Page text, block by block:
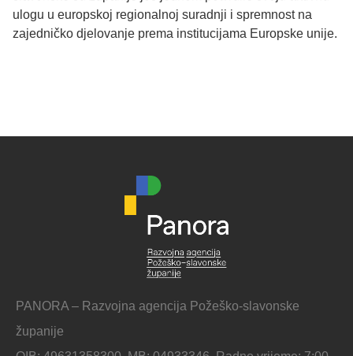
ulogu u europskoj regionalnoj suradnji i spremnost na
zajedničko djelovanje prema institucijama Europske unije.
PANORA – Razvojna agencija Požeško-slavonske
županije